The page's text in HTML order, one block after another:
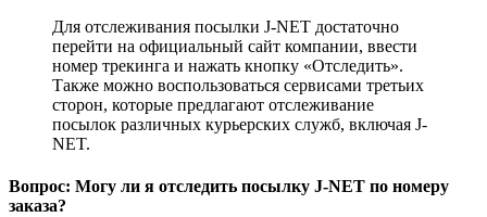
Для отслеживания посылки J-NET достаточно
перейти на официальный сайт компании, ввести
номер трекинга и нажать кнопку «Отследить».
Также можно воспользоваться сервисами третьих
сторон, которые предлагают отслеживание
посылок различных курьерских служб, включая J-
NET.
Вопрос: Могу ли я отследить посылку J-NET по номеру
заказа?